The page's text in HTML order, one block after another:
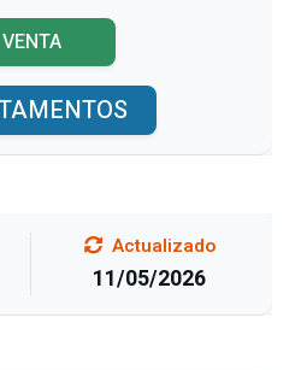
VENTA
Actualizado
11/05/2026